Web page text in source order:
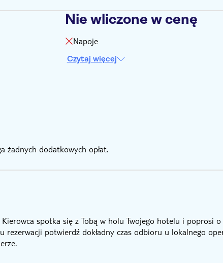
Nie wliczone w cenę
Napoje
Czytaj więcej
żadnych dodatkowych opłat.
spotka się z Tobą w holu Twojego hotelu i poprosi o
rezerwacji potwierdź dokładny czas odbioru u lokalnego